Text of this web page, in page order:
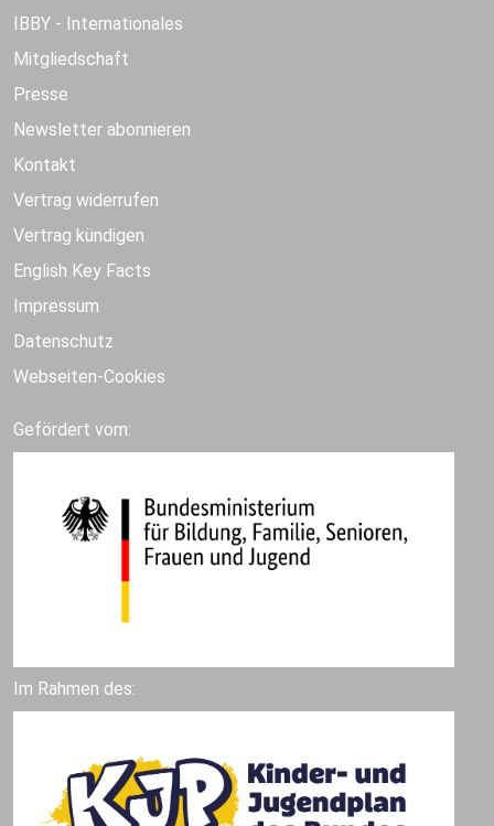
IBBY - Internationales
Mitgliedschaft
Presse
Newsletter abonnieren
Kontakt
Vertrag widerrufen
Vertrag kündigen
English Key Facts
Impressum
Datenschutz
Webseiten-Cookies
Gefördert vom:
Im Rahmen des: